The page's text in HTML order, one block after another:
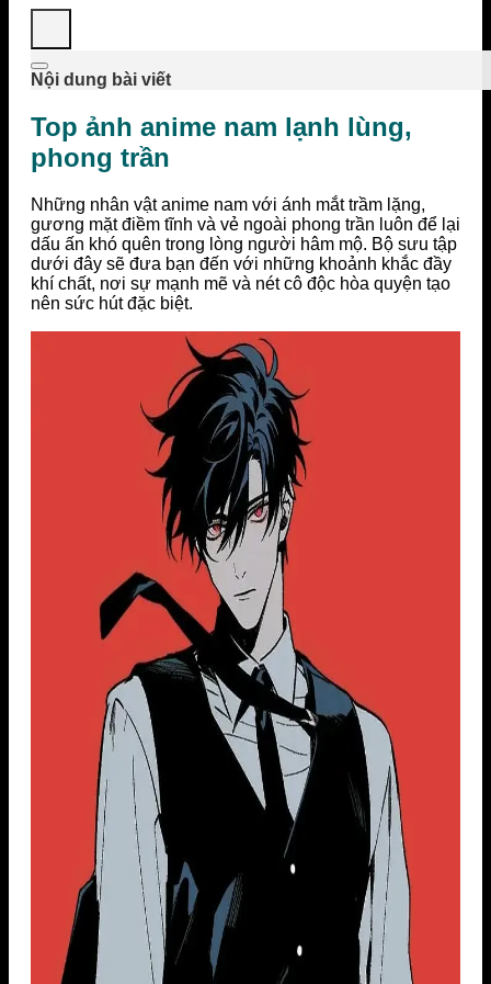
Nội dung bài viết
Top ảnh anime nam lạnh lùng,
phong trần
Những nhân vật anime nam với ánh mắt trầm lặng,
gương mặt điềm tĩnh và vẻ ngoài phong trần luôn để lại
dấu ấn khó quên trong lòng người hâm mộ. Bộ sưu tập
dưới đây sẽ đưa bạn đến với những khoảnh khắc đầy
khí chất, nơi sự mạnh mẽ và nét cô độc hòa quyện tạo
nên sức hút đặc biệt.